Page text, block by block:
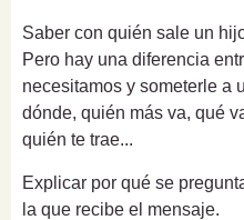
Saber con quién sale un
Pero hay una diferencia
necesitamos y someterle a
dónde, quién más va, qué
quién te trae...
Explicar por qué se
la que recibe el mensaje.